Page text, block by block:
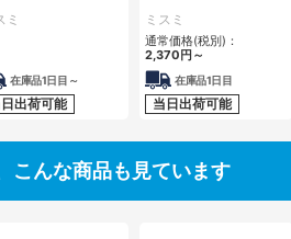
ミ
在庫品1日目～
出荷可能
ミスミ
通常価格(税別)：
2,370円～
在庫品1日目
当日出荷可能
こんな商品も見ています